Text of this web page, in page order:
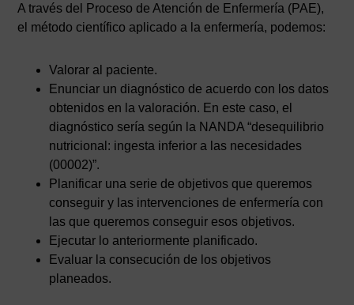
A través del Proceso de Atención de Enfermería (PAE),
el método científico aplicado a la enfermería, podemos:
Valorar al paciente.
Enunciar un diagnóstico de acuerdo con los datos
obtenidos en la valoración. En este caso, el
diagnóstico sería según la NANDA “desequilibrio
nutricional: ingesta inferior a las necesidades
(00002)”.
Planificar una serie de objetivos que queremos
conseguir y las intervenciones de enfermería con
las que queremos conseguir esos objetivos.
Ejecutar lo anteriormente planificado.
Evaluar la consecución de los objetivos
planeados.